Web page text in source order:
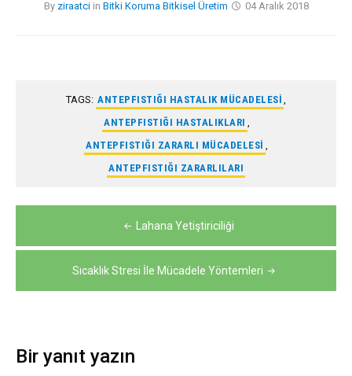
By ziraatciin Bitki Koruma Bitkisel Üretim 04 Aralık 2018
TAGS: ANTEPFISTIĞI HASTALIK MÜCADELESI ,
ANTEPFISTIĞI HASTALIKLARI ,
ANTEPFISTIĞI ZARARLI MÜCADELESI ,
ANTEPFISTIĞI ZARARLILARI
gezinmesi
Lahana Yetiştiriciliği
Sıcaklık Stresi İle Mücadele Yöntemleri
Bir yanıt yazın